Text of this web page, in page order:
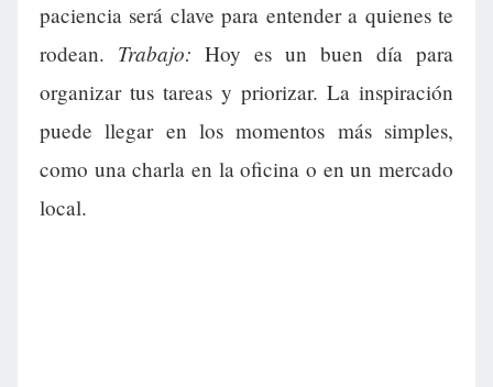
paciencia será clave para entender a quienes te
rodean. Trabajo: Hoy es un buen día para
organizar tus tareas y priorizar. La inspiración
puede llegar en los momentos más simples,
como una charla en la oficina o en un mercado
local.